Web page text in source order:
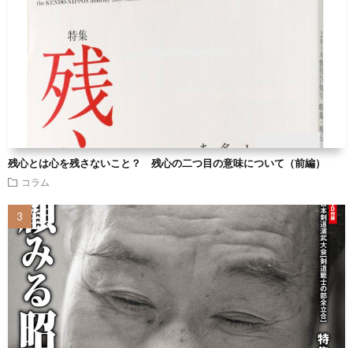
残心とは心を残さないこと？ 残心の二つ目の意味について（前編）
コラム